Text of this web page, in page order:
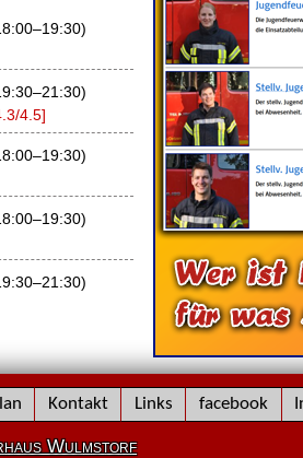
4.5]
Kontakt Links facebook
Wulmstorf